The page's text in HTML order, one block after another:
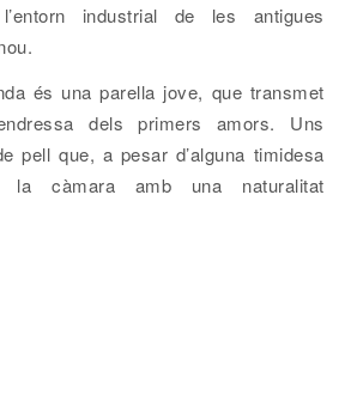
industrial de les antigues
és una parella jove, que transmet
dels primers amors. Uns
pell que, a pesar d’alguna timidesa
la càmara amb una naturalitat